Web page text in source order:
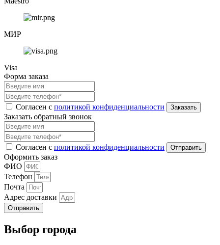
МИР
Visa
Форма заказа
Согласен с политикой конфиденциальности
Заказать обратный звонок
Согласен с политикой конфиденциальности
Оформить заказ
ФИО
Телефон
Почта
Адрес доставки
Отправить
Выбор города